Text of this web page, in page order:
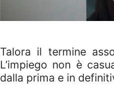
Talora il termine
L’impiego non è
dalla prima e in